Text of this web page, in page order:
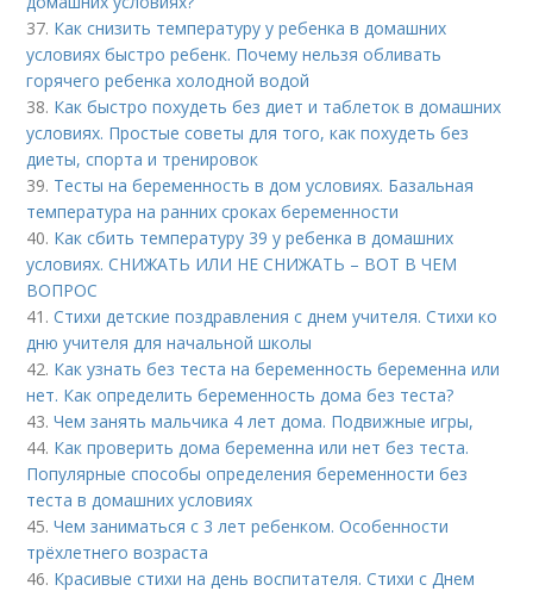
37. Как снизить температуру у ребенка в домашних
условиях быстро ребенк. Почему нельзя обливать
горячего ребенка холодной водой
38. Как быстро похудеть без диет и таблеток в домашних
условиях. Простые советы для того, как похудеть без
диеты, спорта и тренировок
39. Тесты на беременность в дом условиях. Базальная
температура на ранних сроках беременности
40. Как сбить температуру 39 у ребенка в домашних
условиях. СНИЖАТЬ ИЛИ НЕ СНИЖАТЬ – ВОТ В ЧЕМ
ВОПРОС
41.Стихи детские поздравления с днем учителя. Стихи ко
дню учителя для начальной школы
42. Как узнать без теста на беременность беременна или
нет. Как определить беременность дома без теста?
43.Чем занять мальчика 4 лет дома. Подвижные игры,
44. Как проверить дома беременна или нет без теста.
Популярные способы определения беременности без
теста в домашних условиях
45.Чем заниматься с 3 лет ребенком. Особенности
трёхлетнего возраста
46. Красивые стихи на день воспитателя. Стихи с Днем